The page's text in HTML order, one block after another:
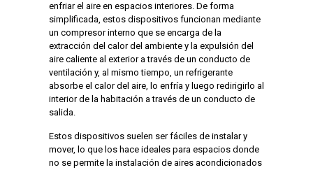
enfriar el aire en espacios interiores. De forma
simplificada, estos dispositivos funcionan mediante
un compresor interno que se encarga de la
extracción del calor del ambiente y la expulsión del
aire caliente al exterior a través de un conducto de
ventilación y, al mismo tiempo, un refrigerante
absorbe el calor del aire, lo enfría y luego redirigirlo al
interior de la habitación a través de un conducto de
salida.
Estos dispositivos suelen ser fáciles de instalar y
mover, lo que los hace ideales para espacios donde
no se permite la instalación de aires acondicionados